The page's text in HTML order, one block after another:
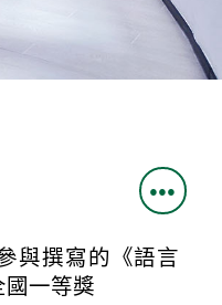
●●●
與撰寫的《語言
一等獎